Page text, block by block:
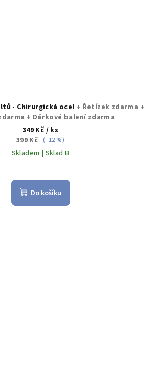
- Chirurgická ocel + Řetízek zdarma +
+ Dárkové balení zdarma
349 Kč / ks
399 Kč (–12 %)
Skladem | Sklad B
Do košíku